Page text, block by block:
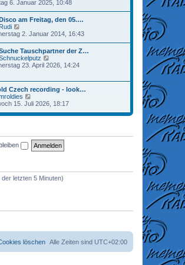
a
g
r
B
e
t
r
a
g
e
e
s
t
e
r
B
e
i
r
a
g
6. Januar 2025, 10:48
am Freitag, den 05.…
Rudi
e
e
s
t
e
B
e
i
t
r
a
2. Januar 2014, 16:43
Tauschpartner der Z…
e
s
t
r
B
t
r
a
23. April 2026, 14:24
Czech recording - look…
e
e
e
r
B
t
r
15. Juli 2026, 18:17
letzten 5 Minuten)
Alle Zeiten sind UTC+02:00
löschen